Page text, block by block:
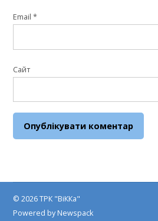
Email*
Сайт
© 2026 ТРК "ВіККа"
Powered by Newspack